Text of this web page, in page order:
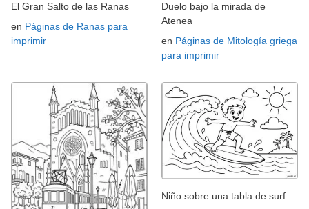
El Gran Salto de las Ranas
en Páginas de Ranas para
imprimir
Duelo bajo la mirada de
Atenea
en Páginas de Mitología griega
para imprimir
Niño sobre una tabla de surf